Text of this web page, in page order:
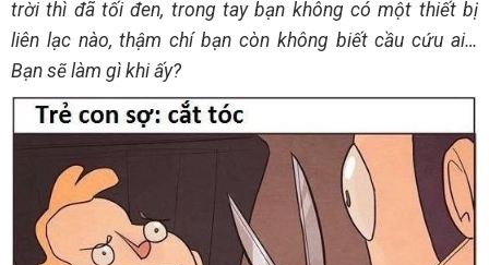
trời thì đã tối đen, trong tay bạn không có một thiết bị
liên lạc nào, thậm chí bạn còn không biết cầu cứu ai…
Bạn sẽ làm gì khi ấy?